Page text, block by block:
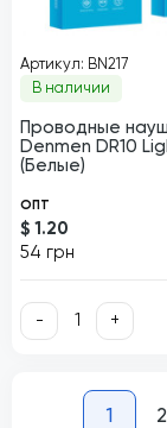
Артикул: BN217
В наличии
Проводные
Denmen DR10
(Белые)
ОПТ
$ 1.20
54 грн
- +
1 2